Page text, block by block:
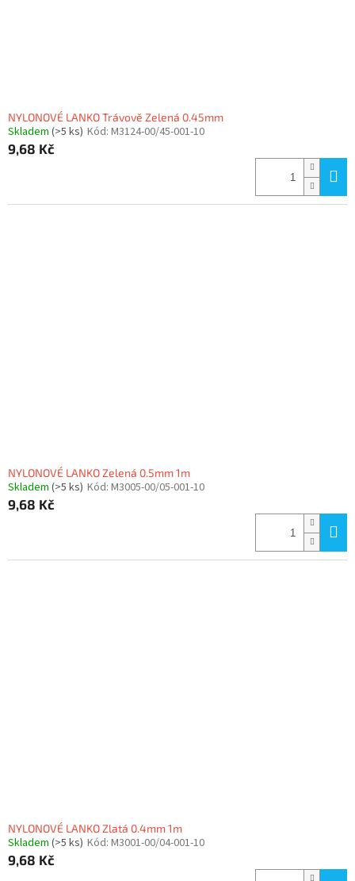
NYLONOVÉ LANKO Trávově Zelená 0.45mm
Skladem (>5 ks) Kód: M3124-00/45-001-10
9,68 Kč
NYLONOVÉ LANKO Zelená 0.5mm 1m
Skladem (>5 ks) Kód: M3005-00/05-001-10
9,68 Kč
NYLONOVÉ LANKO Zlatá 0.4mm 1m
Skladem (>5 ks) Kód: M3001-00/04-001-10
9,68 Kč